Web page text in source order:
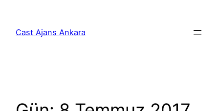
Cast Ajans Ankara